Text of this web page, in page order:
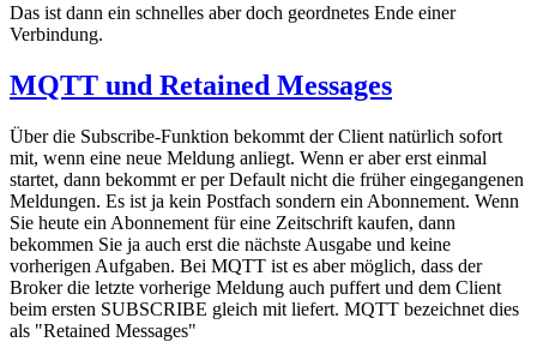
Das ist dann ein schnelles aber doch geordnetes Ende einer
Verbindung.
MQTT und Retained Messages
Über die Subscribe-Funktion bekommt der Client natürlich sofort
mit, wenn eine neue Meldung anliegt. Wenn er aber erst einmal
startet, dann bekommt er per Default nicht die früher eingegangenen
Meldungen. Es ist ja kein Postfach sondern ein Abonnement. Wenn
Sie heute ein Abonnement für eine Zeitschrift kaufen, dann
bekommen Sie ja auch erst die nächste Ausgabe und keine
vorherigen Aufgaben. Bei MQTT ist es aber möglich, dass der
Broker die letzte vorherige Meldung auch puffert und dem Client
beim ersten SUBSCRIBE gleich mit liefert. MQTT bezeichnet dies
als "Retained Messages"